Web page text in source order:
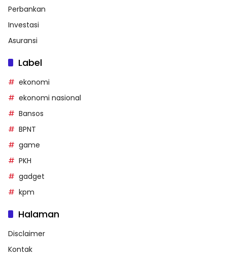
Perbankan
Investasi
Asuransi
Label
ekonomi
ekonomi nasional
Bansos
BPNT
game
PKH
gadget
kpm
Halaman
Disclaimer
Kontak